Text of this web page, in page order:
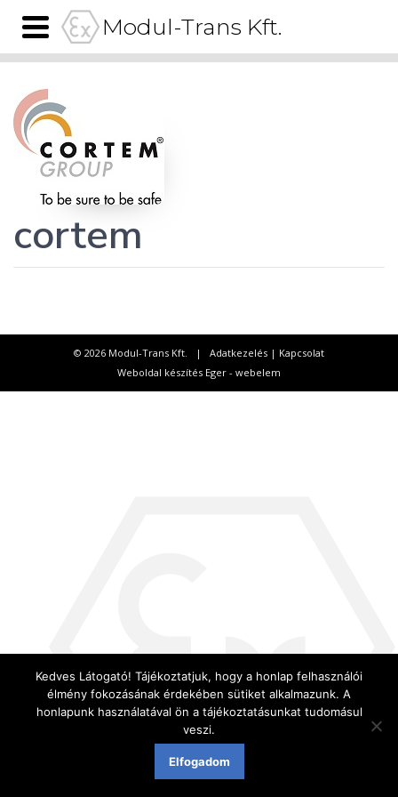
Modul-Trans Kft.
cortem
© 2026 Modul-Trans Kft. | Adatkezelés | Kapcsolat
Weboldal készítés Eger - webelem
Kedves Látogató! Tájékoztatjuk, hogy a honlap felhasználói
élmény fokozásának érdekében sütiket alkalmazunk. A
honlapunk használatával ön a tájékoztatásunkat tudomásul
veszi.
Elfogadom